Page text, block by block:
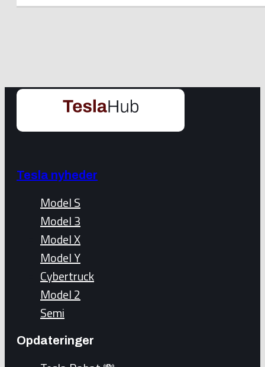
Tesla nyheder
Model S
Model 3
Model X
Model Y
Cybertruck
Model 2
Semi
Opdateringer